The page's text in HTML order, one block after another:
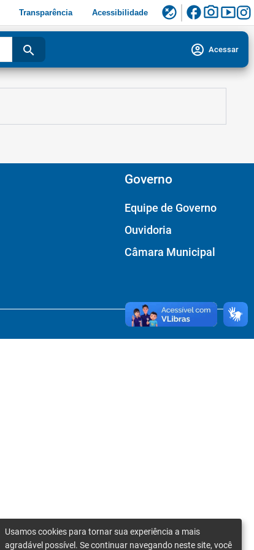
Transparência Acessibilidade flaky facebookphoto_camerasmart_display
search account_circle Acessar
Governo
Equipe de Governo
Ouvidoria
Câmara Municipal
Usamos cookies para tornar sua experiência a mais
agradável possível. Se continuar navegando neste site, você